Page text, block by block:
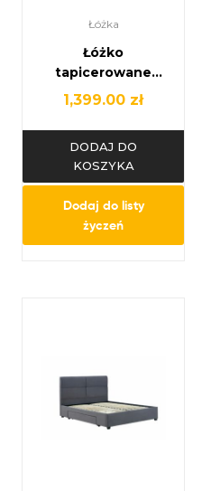
Łóżka
Łóżko
tapicerowane
90×200 z
pojemnikiem na
pościel | Velvet
1,399.00 zł
DODAJ DO
KOSZYKA
Dodaj do listy
życzeń